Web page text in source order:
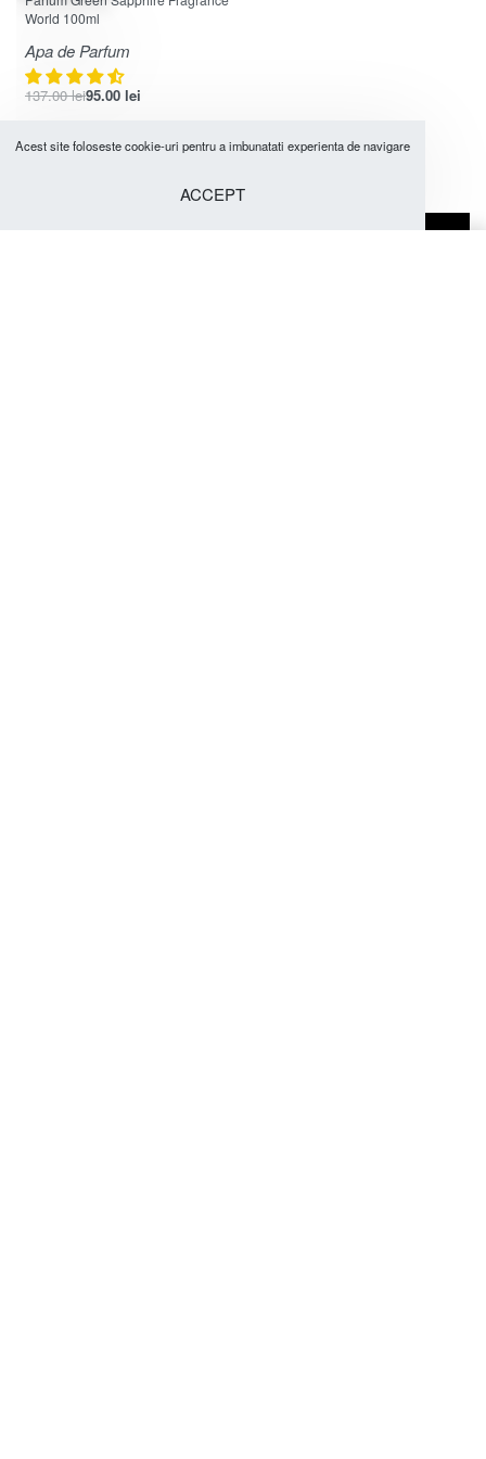
World 100ml
Apa de Parfum
137.00lei95.00 lei
Acest site foloseste cookie-uri pentru a imbunatati experienta de navigare
ACCEPT